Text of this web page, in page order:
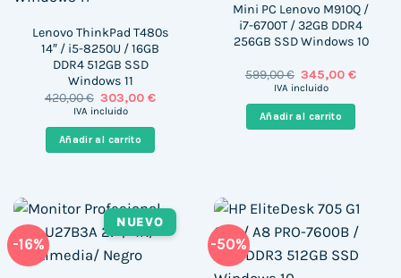
Lenovo ThinkPad T480s
14″ / i5-8250U / 16GB
DDR4 512GB SSD
Windows 11
420,00€ El
precio
era:
420,00 €.
303,00€El
IVA incluido
Añadir al carrito
Mini PC Lenovo M910Q /
i7-6700T / 32GB DDR4
256GB SSD Windows 10
599,00€ El
precio
era:
599,00 €.
345,00€El
IVA incluido
Añadir al carrito
-16%
NUEVO
-50%